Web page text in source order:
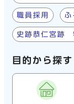
職員採用 ふ
史跡恭仁宮跡
目的から探す